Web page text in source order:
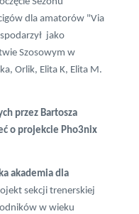
dla amatorów "Via
jako
Szosowym w
Orlik, Elita K, Elita M.
przez Bartosza
o projekcie Pho3nix
akademia dla
sekcji trenerskiej
w wieku